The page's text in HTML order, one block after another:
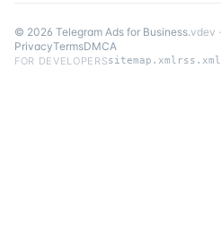
© 2026 Telegram Ads for Business.vdev ·
PrivacyTermsDMCA
FOR DEVELOPERSsitemap.xml rss.xml